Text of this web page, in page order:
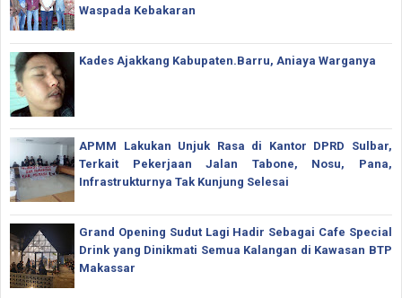
Waspada Kebakaran
Kades Ajakkang Kabupaten.Barru, Aniaya Warganya
APMM Lakukan Unjuk Rasa di Kantor DPRD Sulbar,
Terkait Pekerjaan Jalan Tabone, Nosu, Pana,
Infrastrukturnya Tak Kunjung Selesai
Grand Opening Sudut Lagi Hadir Sebagai Cafe Special
Drink yang Dinikmati Semua Kalangan di Kawasan BTP
Makassar